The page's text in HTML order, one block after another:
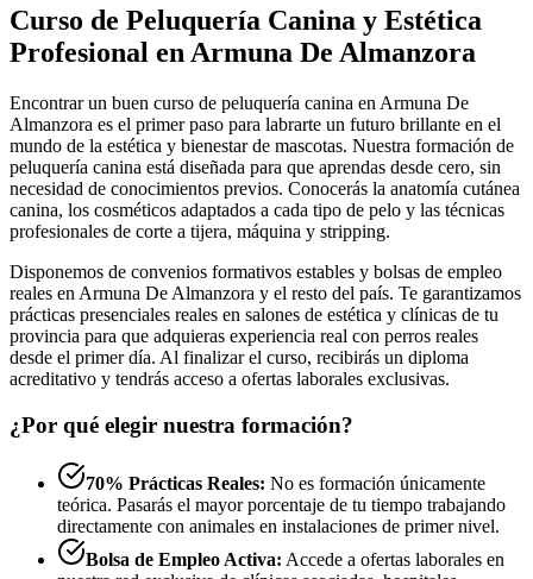
Curso de Peluquería Canina y Estética
Profesional en Armuna De Almanzora
Encontrar un buen curso de peluquería canina en Armuna De
Almanzora es el primer paso para labrarte un futuro brillante en el
mundo de la estética y bienestar de mascotas. Nuestra formación de
peluquería canina está diseñada para que aprendas desde cero, sin
necesidad de conocimientos previos. Conocerás la anatomía cutánea
canina, los cosméticos adaptados a cada tipo de pelo y las técnicas
profesionales de corte a tijera, máquina y stripping.
Disponemos de convenios formativos estables y bolsas de empleo
reales en Armuna De Almanzora y el resto del país. Te garantizamos
prácticas presenciales reales en salones de estética y clínicas de tu
provincia para que adquieras experiencia real con perros reales
desde el primer día. Al finalizar el curso, recibirás un diploma
acreditativo y tendrás acceso a ofertas laborales exclusivas.
¿Por qué elegir nuestra formación?
70% Prácticas Reales: No es formación únicamente
teórica. Pasarás el mayor porcentaje de tu tiempo trabajando
directamente con animales en instalaciones de primer nivel.
Bolsa de Empleo Activa: Accede a ofertas laborales en